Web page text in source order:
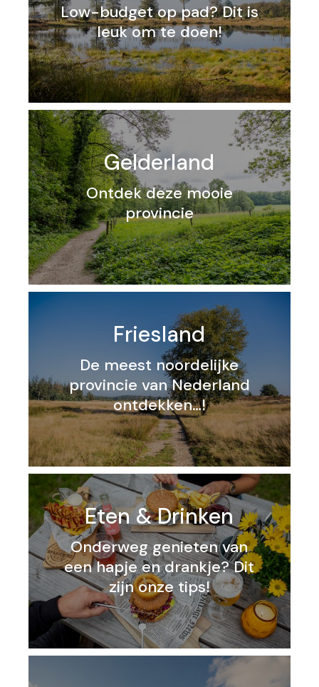
Low-budget op pad? Dit is
leuk om te doen!
Gelderland
Ontdek deze mooie
provincie
Friesland
De meest noordelijke
provincie van Nederland
ontdekken…!
Eten & Drinken
Onderweg genieten van
een hapje en drankje? Dit
zijn onze tips!